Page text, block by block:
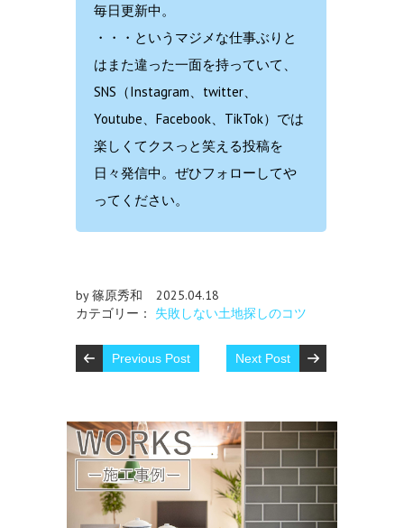
毎日更新中。
・・・というマジメな仕事ぶりと
はまた違った一面を持っていて、
SNS（Instagram、twitter、
Youtube、Facebook、TikTok）では
楽しくてクスっと笑える投稿を
日々発信中。ぜひフォローしてや
ってください。
by 篠原秀和
2025.04.18
カテゴリー： 失敗しない土地探しのコツ
Previous Post Next Post